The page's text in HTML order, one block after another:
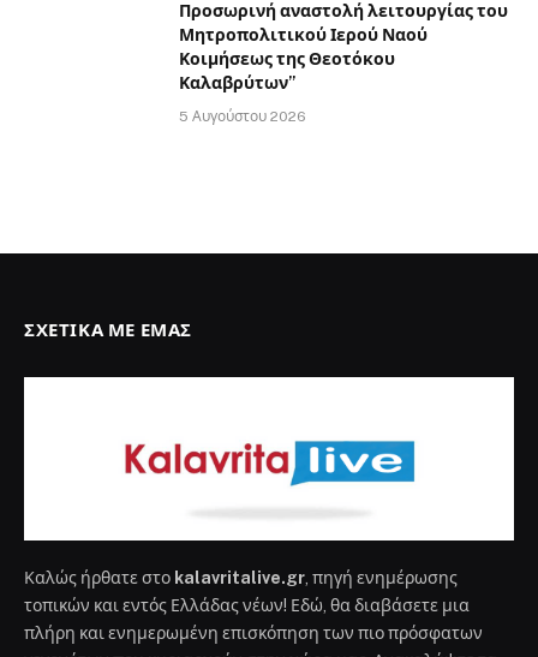
Προσωρινή αναστολή λειτουργίας του
Μητροπολιτικού Ιερού Ναού
Κοιμήσεως της Θεοτόκου
Καλαβρύτων”
5 Αυγούστου 2026
ΣΧΕΤΙΚΆ ΜΕ ΕΜΆΣ
Καλώς ήρθατε στο kalavritalive.gr, πηγή ενημέρωσης
τοπικών και εντός Ελλάδας νέων! Εδώ, θα διαβάσετε μια
πλήρη και ενημερωμένη επισκόπηση των πιο πρόσφατων